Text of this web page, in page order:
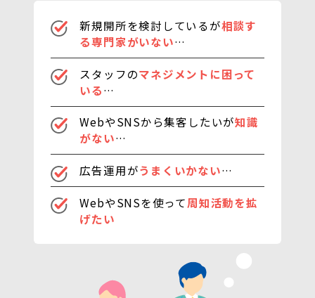
新規開所を検討しているが相談す
る専門家がいない…
スタッフのマネジメントに困って
いる…
WebやSNSから集客したいが知識
がない…
広告運用がうまくいかない…
WebやSNSを使って周知活動を拡
げたい